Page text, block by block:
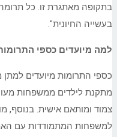
בתקופה מאתגרת זו. כל
בעשייה החיונית".
למה מיועדים כספי
כספי התרומות מיועדים למתן
מתקנת לילדים ממשפחות
צמוד ומותאם אישית. בנוסף,
למשפחות המתמודדות עם